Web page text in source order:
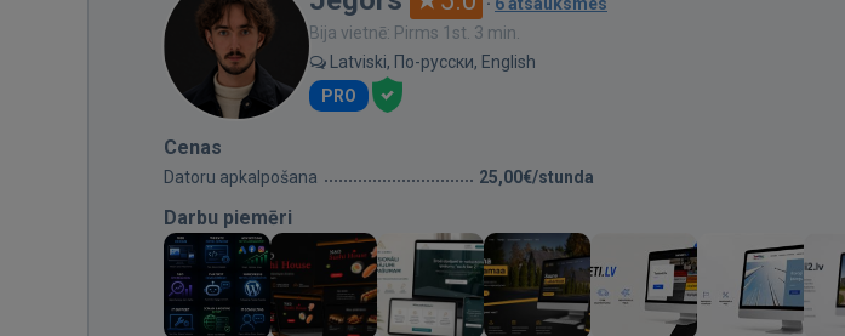
Bija vietnē: Pirms 1st. 3 min.
Latviski, По-русски, English
PRO
Cenas
Datoru apkalpošana 25,00€/stunda
Darbu piemēri